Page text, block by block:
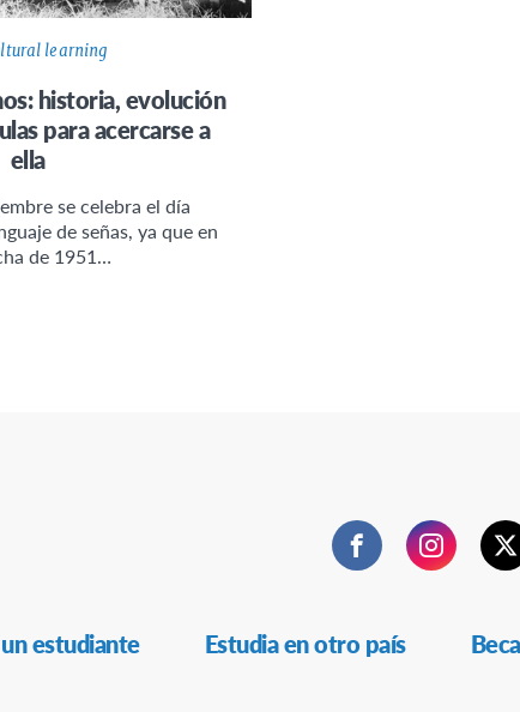
learning
historia, evolución
para acercarse a
ella
se celebra el día
de señas, ya que en
de 1951…
FacebookInstagram
estudiante Estudia en otro país